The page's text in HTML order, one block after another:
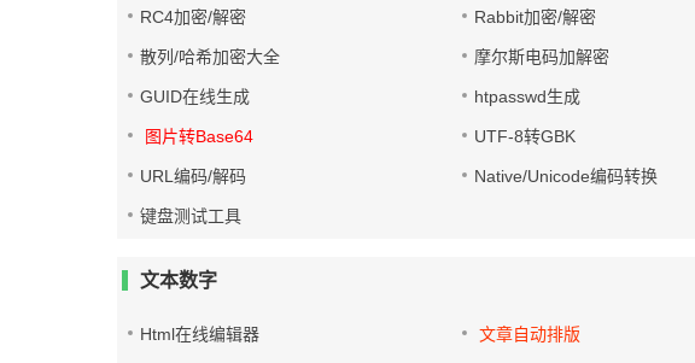
RC4加密/解密 Rabbit加密/解密
散列/哈希加密大全 摩尔斯电码加解密
GUID在线生成 htpasswd生成
图片转Base64 UTF-8转GBK
URL编码/解码 Native/Unicode编码转换
键盘测试工具
文本数字
Html在线编辑器 文章自动排版